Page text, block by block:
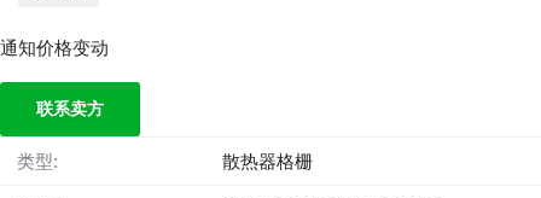
通知价格变动
联系卖方
类型: 散热器格栅